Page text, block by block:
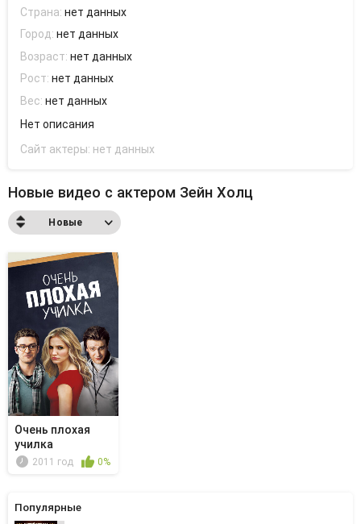
Популярные
Страна:нет данных
Город:нет данных
Возраст:нет данных
Рост:нет данных
Вес:нет данных
Нет описания
Сайт актеры: нет данных
Новые видео с актером Зейн Холц
Новые
Очень плохая
училка
2011 год 0%